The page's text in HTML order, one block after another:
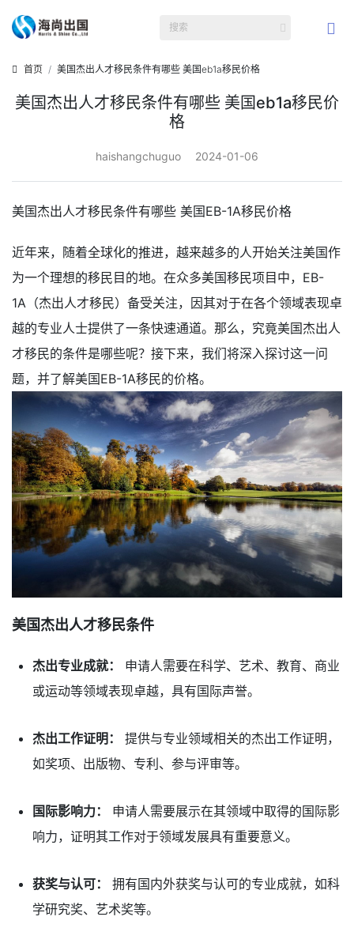
首页 美国杰出人才移民条件有哪些 美国eb1a移民价格
美国杰出人才移民条件有哪些 美国eb1a移民价
格
haishangchuguo 2024-01-06
美国杰出人才移民条件有哪些 美国EB-1A移民价格
近年来，随着全球化的推进，越来越多的人开始关注美国作
为一个理想的移民目的地。在众多美国移民项目中，EB-
1A（杰出人才移民）备受关注，因其对于在各个领域表现卓
越的专业人士提供了一条快速通道。那么，究竟美国杰出人
才移民的条件是哪些呢？接下来，我们将深入探讨这一问
题，并了解美国EB-1A移民的价格。
美国杰出人才移民条件
杰出专业成就：
申请人需要在科学、艺术、教育、商业
或运动等领域表现卓越，具有国际声誉。
杰出工作证明：
提供与专业领域相关的杰出工作证明，
如奖项、出版物、专利、参与评审等。
国际影响力：
申请人需要展示在其领域中取得的国际影
响力，证明其工作对于领域发展具有重要意义。
获奖与认可：
拥有国内外获奖与认可的专业成就，如科
学研究奖、艺术奖等。